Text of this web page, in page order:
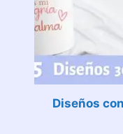
Diseños